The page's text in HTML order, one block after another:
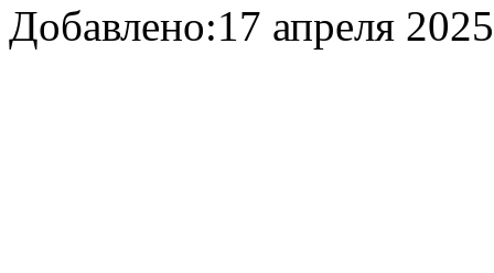
Добавлено:17 апреля